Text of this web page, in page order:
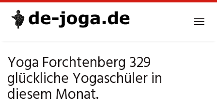
Yoga Forchtenberg 329
glückliche Yogaschüler in
diesem Monat.